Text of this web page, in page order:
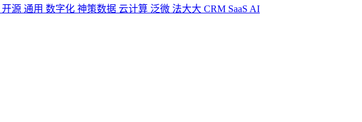
开源 通用 数字化 神策数据 云计算 泛微 法大大 CRM SaaS AI